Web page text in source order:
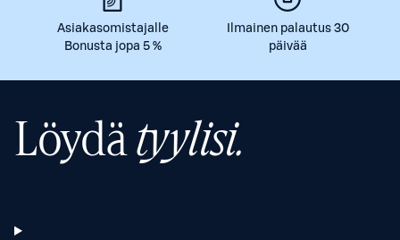
Asiakasomistajalle
Bonusta jopa 5 %
Ilmainen palautus 30
päivää
Löydätyylisi.